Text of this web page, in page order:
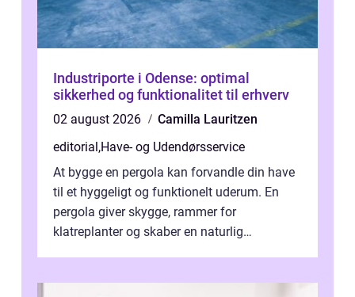
Industriporte i Odense: optimal
sikkerhed og funktionalitet til erhverv
02 august 2026
Camilla Lauritzen
editorial,Have- og Udendørsservice
At bygge en pergola kan forvandle din have
til et hyggeligt og funktionelt uderum. En
pergola giver skygge, rammer for
klatreplanter og skaber en naturlig